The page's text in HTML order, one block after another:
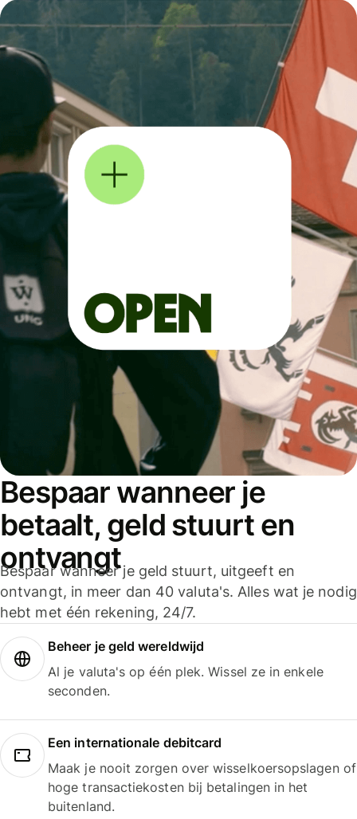
Bespaar wanneer je
betaalt, geld stuurt en
ontvangt
Bespaar wanneer je geld stuurt, uitgeeft en
ontvangt, in meer dan 40 valuta's. Alles wat je nodig
hebt met één rekening, 24/7.
Beheer je geld wereldwijd
Al je valuta's op één plek. Wissel ze in enkele
seconden.
Een internationale debitcard
Maak je nooit zorgen over wisselkoersopslagen of
hoge transactiekosten bij betalingen in het
buitenland.